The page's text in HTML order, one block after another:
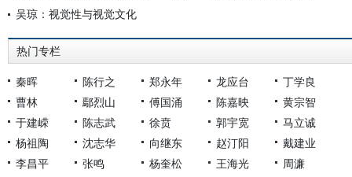
吴琼：视觉性与视觉文化
热门专栏
秦晖 陈行之 郑永年 龙应台
丁学良
曹林
鄢烈山 傅国涌 陈嘉映
黄宗智
于建嵘
陈志武 徐贲 郭宇宽
马立诚
杨祖陶
沈志华 向继东 赵汀阳
戴建业
李昌平
张鸣 杨奎松 王海光
周濂